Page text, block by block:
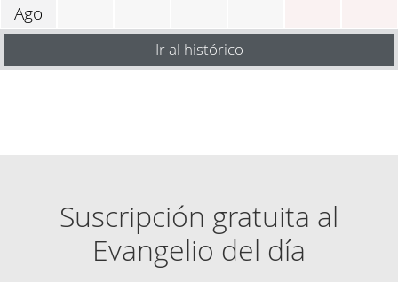
Ago
Ir al histórico
Suscripción gratuita al
Evangelio del día